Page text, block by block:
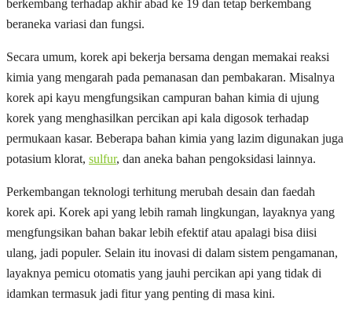
berkembang terhadap akhir abad ke 19 dan tetap berkembang
beraneka variasi dan fungsi.
Secara umum, korek api bekerja bersama dengan memakai reaksi
kimia yang mengarah pada pemanasan dan pembakaran. Misalnya
korek api kayu mengfungsikan campuran bahan kimia di ujung
korek yang menghasilkan percikan api kala digosok terhadap
permukaan kasar. Beberapa bahan kimia yang lazim digunakan juga
potasium klorat, sulfur, dan aneka bahan pengoksidasi lainnya.
Perkembangan teknologi terhitung merubah desain dan faedah
korek api. Korek api yang lebih ramah lingkungan, layaknya yang
mengfungsikan bahan bakar lebih efektif atau apalagi bisa diisi
ulang, jadi populer. Selain itu inovasi di dalam sistem pengamanan,
layaknya pemicu otomatis yang jauhi percikan api yang tidak di
idamkan termasuk jadi fitur yang penting di masa kini.